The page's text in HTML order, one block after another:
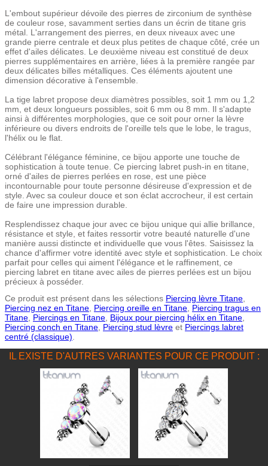
L'embout supérieur dévoile des pierres de zirconium de synthèse
de couleur rose, savamment serties dans un écrin de titane gris
métal. L'arrangement des pierres, en deux niveaux avec une
grande pierre centrale et deux plus petites de chaque côté, crée un
effet d'ailes délicates. Le deuxième niveau est constitué de deux
pierres supplémentaires en arrière, liées à la première rangée par
deux délicates billes métalliques. Ces éléments ajoutent une
dimension décorative à l'ensemble.
La tige labret propose deux diamètres possibles, soit 1 mm ou 1,2
mm, et deux longueurs possibles, soit 6 mm ou 8 mm. Il s'adapte
ainsi à différentes morphologies, que ce soit pour orner la lèvre
inférieure ou divers endroits de l'oreille tels que le lobe, le tragus,
l'hélix ou le flat.
Célébrant l'élégance féminine, ce bijou apporte une touche de
sophistication à toute tenue. Ce piercing labret push-in en titane,
orné d'ailes de pierres perlées en rose, est une pièce
incontournable pour toute personne désireuse d'expression et de
style. Avec sa couleur douce et son éclat accrocheur, il est certain
de faire une impression durable.
Resplendissez chaque jour avec ce bijou unique qui allie brillance,
résistance et style, et faites ressortir votre beauté naturelle d'une
manière aussi distincte et individuelle que vous l'êtes. Saisissez la
chance d'affirmer votre identité avec style et sophistication. Le choix
parfait pour celles qui aiment l'élégance et le raffinement, ce
piercing labret en titane avec ailes de pierres perlées est un bijou
précieux à posséder.
Ce produit est présent dans les sélections Piercing lèvre Titane,
Piercing nez en Titane, Piercing oreille en Titane, Piercing tragus en
Titane, Piercings en Titane, Bijoux pour piercing hélix en Titane,
Piercing conch en Titane, Piercing stud lèvre et Piercings labret
centré (classique).
IL EXISTE D'AUTRES VARIANTES POUR CE PRODUIT :